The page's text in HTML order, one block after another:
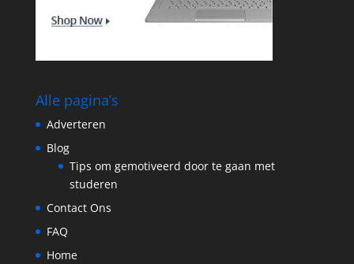
Alle pagina’s
Adverteren
Blog
Tips om gemotiveerd door te gaan met
studeren
Contact Ons
FAQ
Home